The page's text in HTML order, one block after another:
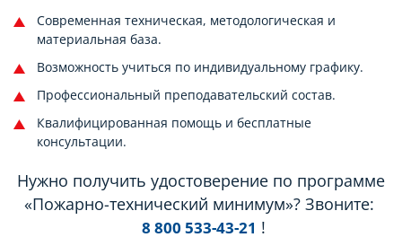
Современная техническая, методологическая и
материальная база.
Возможность учиться по индивидуальному графику.
Профессиональный преподавательский состав.
Квалифицированная помощь и бесплатные
консультации.
Нужно получить удостоверение по программе
«Пожарно-технический минимум»? Звоните:
8 800 533-43-21 !